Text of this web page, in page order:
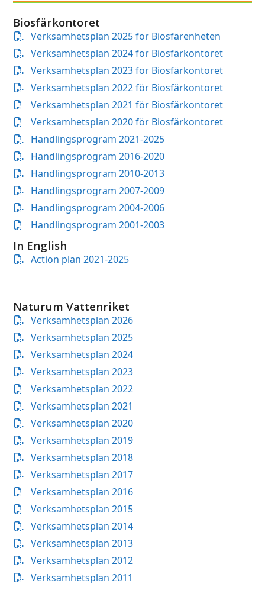
Biosfärkontoret
Verksamhetsplan 2025 för Biosfärenheten
Verksamhetsplan 2024 för Biosfärkontoret
Verksamhetsplan 2023 för Biosfärkontoret
Verksamhetsplan 2022 för Biosfärkontoret
Verksamhetsplan 2021 för Biosfärkontoret
Verksamhetsplan 2020 för Biosfärkontoret
Handlingsprogram 2021-2025
Handlingsprogram 2016-2020
Handlingsprogram 2010-2013
Handlingsprogram 2007-2009
Handlingsprogram 2004-2006
Handlingsprogram 2001-2003
In English
Action plan 2021-2025
Naturum Vattenriket
Verksamhetsplan 2026
Verksamhetsplan 2025
Verksamhetsplan 2024
Verksamhetsplan 2023
Verksamhetsplan 2022
Verksamhetsplan 2021
Verksamhetsplan 2020
Verksamhetsplan 2019
Verksamhetsplan 2018
Verksamhetsplan 2017
Verksamhetsplan 2016
Verksamhetsplan 2015
Verksamhetsplan 2014
Verksamhetsplan 2013
Verksamhetsplan 2012
Verksamhetsplan 2011